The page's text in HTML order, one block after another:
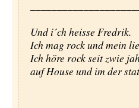
Und i´ch heisse Fredrik.
Ich mag rock und mein
Ich höre rock seit zwie
auf House und im der